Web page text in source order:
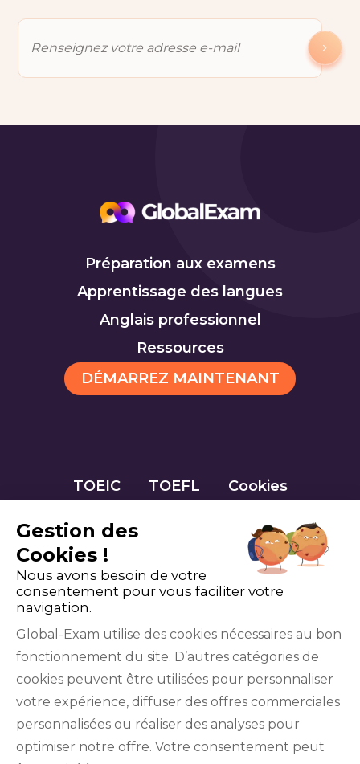
Préparation aux examens
Apprentissage des langues
Anglais professionnel
Ressources
DÉMARREZ MAINTENANT
TOEIC TOEFL Cookies
YouTube
Gestion des
Cookies !
Nous avons besoin de votre
consentement pour vous faciliter votre
navigation.
Global-Exam utilise des cookies nécessaires au bon
fonctionnement du site. D’autres catégories de
cookies peuvent être utilisées pour personnaliser
votre expérience, diffuser des offres commerciales
personnalisées ou réaliser des analyses pour
optimiser notre offre. Votre consentement peut